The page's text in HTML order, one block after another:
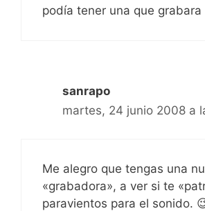
podía tener una que grabara
sanrapo
martes, 24 junio 2008 a
Me alegro que tengas una
«grabadora», a ver si te
paravientos para el sonido.